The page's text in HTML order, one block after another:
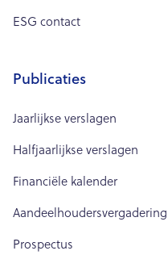
ESG contact
Publicaties
Jaarlijkse verslagen
Halfjaarlijkse verslagen
Financiële kalender
Aandeelhoudersvergadering
Prospectus